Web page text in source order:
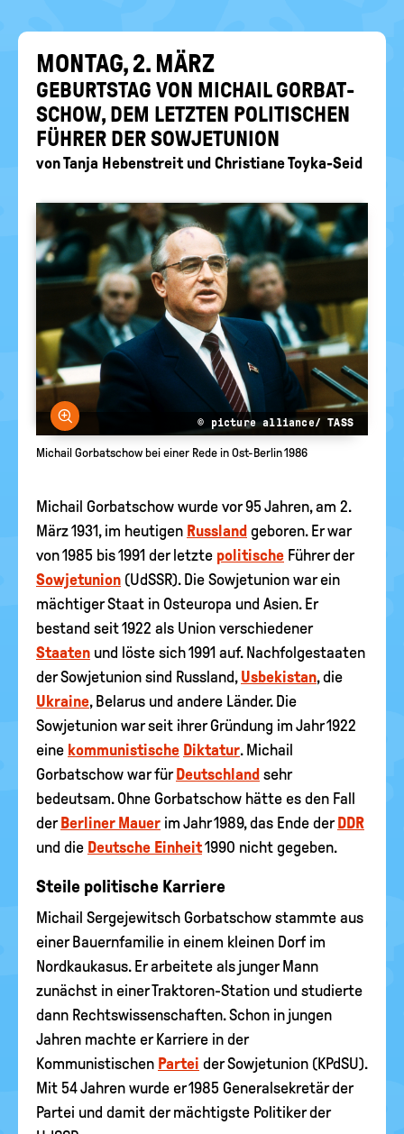
Bildung
/
MON­TAG, 2. MÄRZ
GE­BURTS­TAG VON MICHAIL GOR­BAT­
SCHOW, DEM LETZ­TEN PO­LI­TI­SCHEN
FÜH­RER DER SO­WJET­UNI­ON
vonTanja Hebenstreitund Christiane Toyka-Seid
Bild vergrößern
© picture alliance/ TASS
Michail Gorbatschow bei einer Rede in Ost-Berlin 1986
Michail Gorbatschow wurde vor 95 Jahren, am 2.
März 1931, im heutigen Russland geboren. Er war
von 1985 bis 1991 der letzte politische Führer der
Sowjetunion (UdSSR). Die Sowjetunion war ein
mächtiger Staat in Osteuropa und Asien. Er
bestand seit 1922 als Union verschiedener
Staaten und löste sich 1991 auf. Nachfolgestaaten
der Sowjetunion sind Russland, Usbekistan, die
Ukraine, Belarus und andere Länder. Die
Sowjetunion war seit ihrer Gründung im Jahr 1922
eine kommunistische Diktatur. Michail
Gorbatschow war für Deutschland sehr
bedeutsam. Ohne Gorbatschow hätte es den Fall
der Berliner Mauer im Jahr 1989, das Ende der DDR
und die Deutsche Einheit1990 nicht gegeben.
Steile politische Karriere
Michail Sergejewitsch Gorbatschow stammte aus
einer Bauernfamilie in einem kleinen Dorf im
Nordkaukasus. Er arbeitete als junger Mann
zunächst in einer Traktoren-Station und studierte
dann Rechtswissenschaften. Schon in jungen
Jahren machte er Karriere in der
Kommunistischen Partei der Sowjetunion (KPdSU).
Mit 54 Jahren wurde er 1985 Generalsekretär der
Partei und damit der mächtigste Politiker der